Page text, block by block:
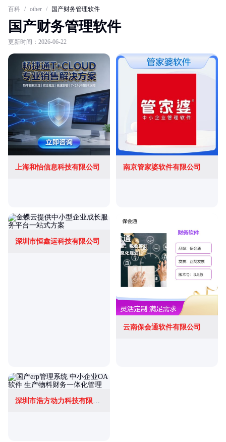
百科 / other / 国产财务管理软件
国产财务管理软件
更新时间：2026-06-22
上海和怡信息科技有限公司 南京管家婆软件有限公司
深圳市恒鑫运科技有限公司
云南保会通软件有限公司
深圳市浩方动力科技有限公司